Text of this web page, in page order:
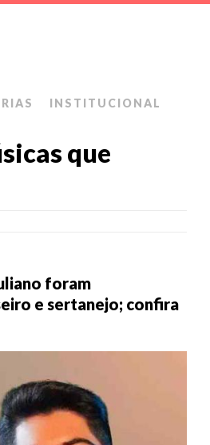
INSTITUCIONAL
que
foram
e sertanejo; confira